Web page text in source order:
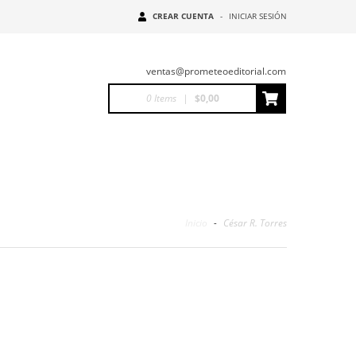
CREAR CUENTA - INICIAR SESIÓN
ventas@prometeoeditorial.com
0 Items | $0,00
- César R. Torres